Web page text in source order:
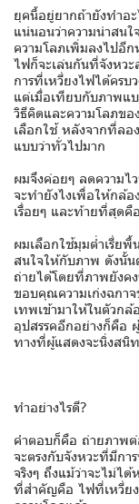
ยุคนี้อยู่ยากถ้ายังทำอ
แน่นอนว่าความน่าสน
ความโลภเพิ่มลงไปอีก
ไฟก็จะเล่นกันที่จังหว
การที่เหวี่ยงไฟได้ครบ
แต่เมื่อเทียบกับภาพแ
วิธีคิดและความโลภข
เลือกใช้ หลังจากที่ลอ
แบบว่าทั่วไปมาก
ผมจึงค่อยๆ ลดความไว
จะทำยังไงเพื่อให้กล้
เรื่อยๆ และท้ายที่สุดคื
ผมเลือกใช้มุมต่ำเรี่ย
สนใจให้กับภาพ ดังนั้น
ถ่ายได้โดยที่ภาพยังค
ขอบคุณความเก่งฉกา
เทพเข้ามาให้ในตัวก
อุปสรรคอีกอย่างก็คือ
ทางที่ผู้แสดงจะนิ่งสนิ
ทำอย่างไรดี?
คำตอบก็คือ ถ่ายภาพต่
จะตรงกับจังหวะที่มีก
จริงๆ ถึงแม้ว่าจะไม่ไ
ที่สำคัญคือ ไฟที่เหวี่ยง